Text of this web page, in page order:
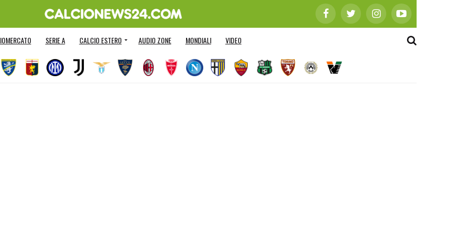
SERIE A CALCIO ESTERO AUDIO ZONE MONDIALI VIDEO